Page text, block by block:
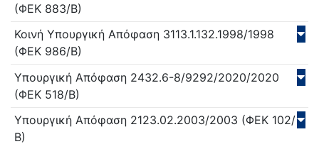
(ΦΕΚ 883/Β)
Κοινή Υπουργική Απόφαση 3113.1.132.1998/1998
(ΦΕΚ 986/Β)
Υπουργική Απόφαση 2432.6-8/9292/2020/2020
(ΦΕΚ 518/Β)
Υπουργική Απόφαση 2123.02.2003/2003 (ΦΕΚ 102/
Β)